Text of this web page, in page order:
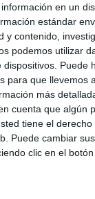
en un
estándar
y contenido,
podemos utilizar
Puede
para que llevemos
más
cuenta que algún
tiene el
Puede cambiar
clic en el
TOTAL
6
CANALES
DÍAS